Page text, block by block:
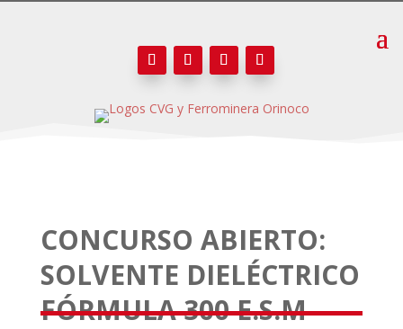
CONCURSO ABIERTO:
SOLVENTE DIELÉCTRICO
FÓRMULA 300 E.S.M